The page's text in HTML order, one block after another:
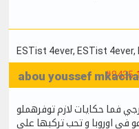
ESTist 4ever, ESTist 4ever,
#8435
abou youssef
فما حكايات لازم توفرهملو
في اوروبا و تحب تركبها على